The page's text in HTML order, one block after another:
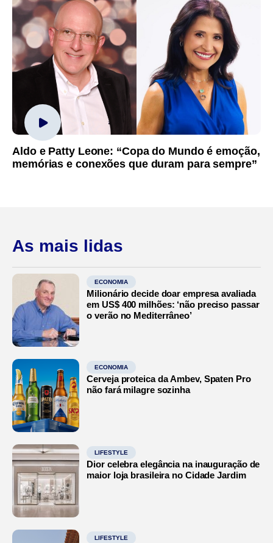
Aldo e Patty Leone: “Copa do Mundo é emoção,
memórias e conexões que duram para sempre”
As mais lidas
ECONOMIA
Milionário decide doar empresa avaliada
em US$ 400 milhões: ‘não preciso passar
o verão no Mediterrâneo’
ECONOMIA
Cerveja proteica da Ambev, Spaten Pro
não fará milagre sozinha
LIFESTYLE
Dior celebra elegância na inauguração de
maior loja brasileira no Cidade Jardim
LIFESTYLE